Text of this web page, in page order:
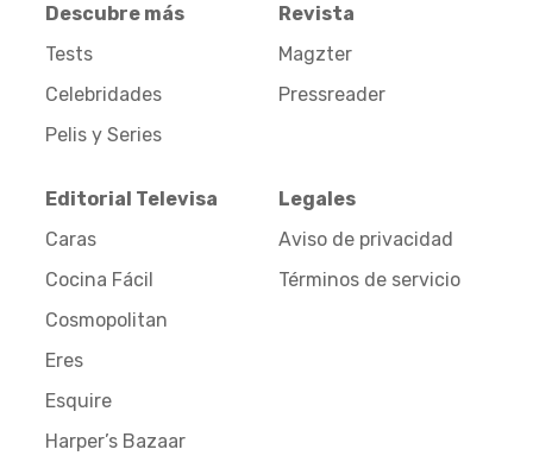
Descubre más
Tests
Celebridades
Pelis y Series
Revista
Magzter
Pressreader
Editorial Televisa
Caras
Cocina Fácil
Cosmopolitan
Eres
Esquire
Harper’s Bazaar
Legales
Aviso de privacidad
Términos de servicio